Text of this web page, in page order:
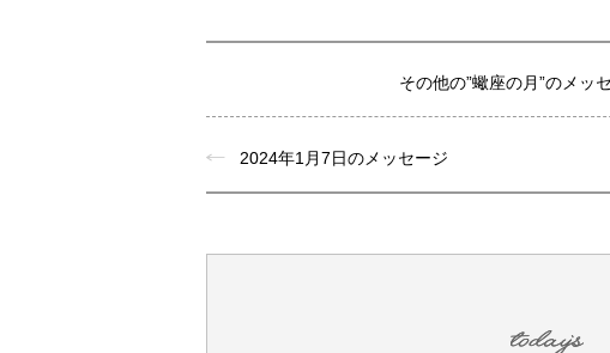
その他の”蠍座の月”のメッ
2024年1月7日のメッセージ